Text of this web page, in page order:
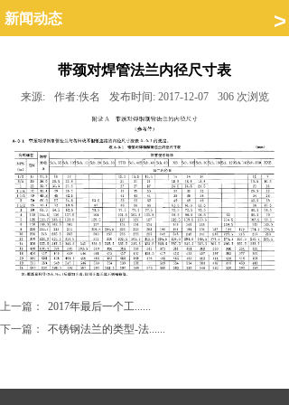
>
新闻动态
带颈对焊管法兰内径尺寸表
来源: 作者:佚名 发布时间: 2017-12-07 306 次浏览
上一篇：
2017年最后一个工......
下一篇：
不锈钢法兰的类型-法......